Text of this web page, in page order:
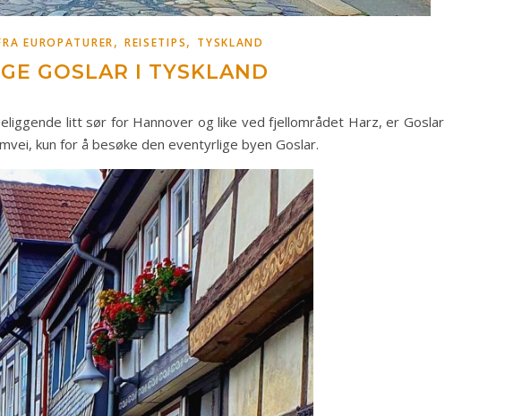
EUROPATURER, REISETIPS, TYSKLAND
GOSLAR I TYSKLAND
litt sør for Hannover og like ved fjellområdet Harz, er Goslar
kun for å besøke den eventyrlige byen Goslar.